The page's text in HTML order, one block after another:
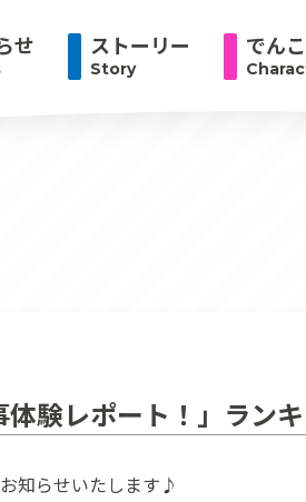
せ ストーリー
Story
でんこ
体験レポート！」ラン
知らせいたします♪